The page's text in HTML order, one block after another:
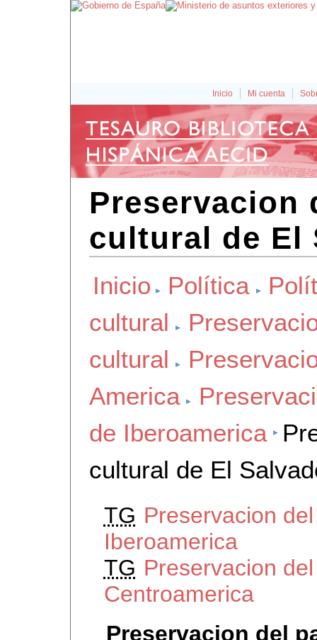
Inicio Mi cuenta
Preservacion
cultural de El
Inicio Política
cultural
cultural
America
de Iberoamerica
cultural de El
TG Preservacion
Iberoamerica
TG Preservacion
Centroamerica
Preservacion del